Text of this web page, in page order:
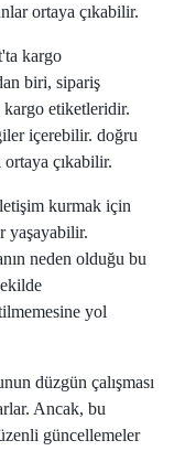
ortaya çıkabilir.
kargo
biri, sipariş
etiketleridir.
içerebilir. doğru
çıkabilir.
kurmak için
yaşayabilir.
neden olduğu bu
yol
düzgün çalışması
Ancak, bu
güncellemeler